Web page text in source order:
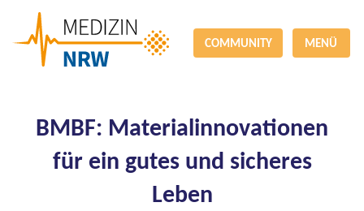
COMMUNITY MENÜ
BMBF: Materialinnovationen
für ein gutes und sicheres
Leben